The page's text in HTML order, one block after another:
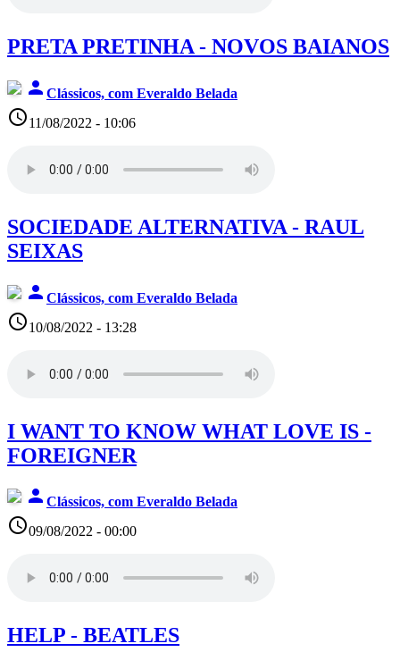
PRETA PRETINHA - NOVOS BAIANOS
person Clássicos, com Everaldo Belada
access_time11/08/2022 - 10:06
SOCIEDADE ALTERNATIVA - RAUL
SEIXAS
person Clássicos, com Everaldo Belada
access_time10/08/2022 - 13:28
I WANT TO KNOW WHAT LOVE IS -
FOREIGNER
person Clássicos, com Everaldo Belada
access_time09/08/2022 - 00:00
HELP - BEATLES